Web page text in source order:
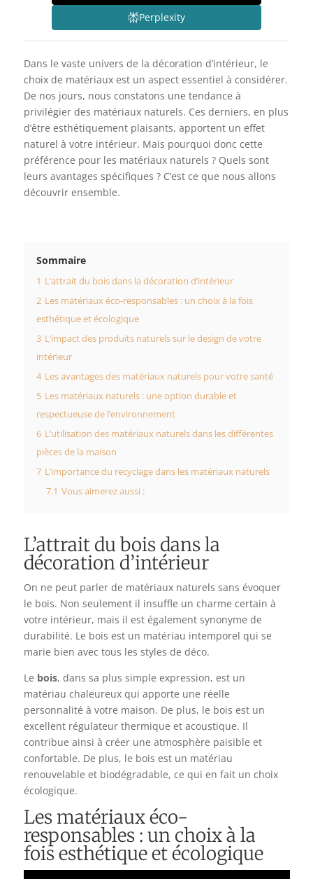
Perplexity
Dans le vaste univers de la décoration d’intérieur, le
choix de matériaux est un aspect essentiel à considérer.
De nos jours, nous constatons une tendance à
privilégier des matériaux naturels. Ces derniers, en plus
d’être esthétiquement plaisants, apportent un effet
naturel à votre intérieur. Mais pourquoi donc cette
préférence pour les matériaux naturels ? Quels sont
leurs avantages spécifiques ? C’est ce que nous allons
découvrir ensemble.
Sommaire
1 L’attrait du bois dans la décoration d’intérieur
2 Les matériaux éco-responsables : un choix à la fois
esthétique et écologique
3 L’impact des produits naturels sur le design de votre
intérieur
4 Les avantages des matériaux naturels pour votre santé
5 Les matériaux naturels : une option durable et
respectueuse de l’environnement
6 L’utilisation des matériaux naturels dans les différentes
pièces de la maison
7 L’importance du recyclage dans les matériaux naturels
7.1 Vous aimerez aussi :
L’attrait du bois dans la
décoration d’intérieur
On ne peut parler de matériaux naturels sans évoquer
le bois. Non seulement il insuffle un charme certain à
votre intérieur, mais il est également synonyme de
durabilité. Le bois est un matériau intemporel qui se
marie bien avec tous les styles de déco.
Le bois, dans sa plus simple expression, est un
matériau chaleureux qui apporte une réelle
personnalité à votre maison. De plus, le bois est un
excellent régulateur thermique et acoustique. Il
contribue ainsi à créer une atmosphère paisible et
confortable. De plus, le bois est un matériau
renouvelable et biodégradable, ce qui en fait un choix
écologique.
Les matériaux éco-
responsables : un choix à la
fois esthétique et écologique